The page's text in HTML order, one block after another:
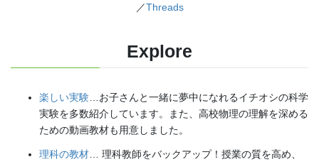
／Threads
Explore
楽しい実験 …お子さんと一緒に夢中になれるイチオシの科学
実験を多数紹介しています。また、高校物理の理解を深める
ための動画教材も用意しました。
理科の教材 … 理科教師をバックアップ！授業の質を高め、